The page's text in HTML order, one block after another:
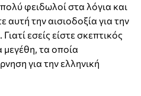
πολύ φειδωλοί στα λόγια και
αυτή την αισιοδοξία για την
εσείς είστε σκεπτικός
μεγέθη, τα οποία
για την ελληνική